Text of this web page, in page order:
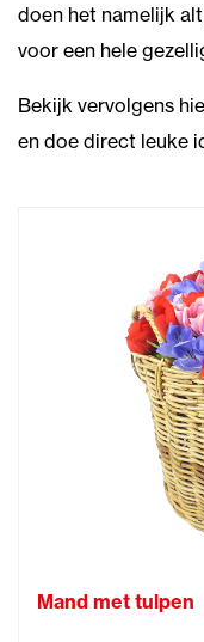
doen het namelijk
voor een hele
Bekijk vervolgens
en doe direct leuke
Mand met tulpen